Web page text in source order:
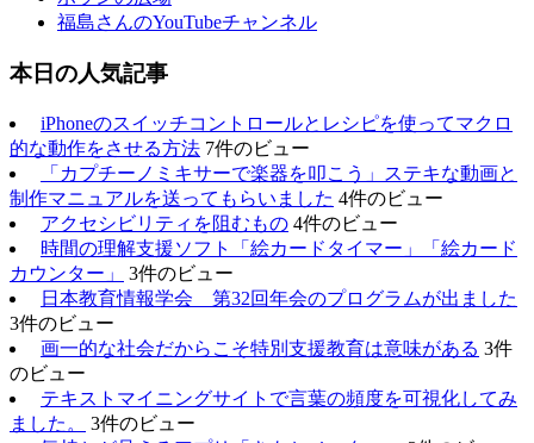
福島さんのYouTubeチャンネル
本日の人気記事
iPhoneのスイッチコントロールとレシピを使ってマクロ
的な動作をさせる方法 7件のビュー
「カプチーノミキサーで楽器を叩こう」ステキな動画と
制作マニュアルを送ってもらいました 4件のビュー
アクセシビリティを阻むもの 4件のビュー
時間の理解支援ソフト「絵カードタイマー」「絵カード
カウンター」
3件のビュー
日本教育情報学会 第32回年会のプログラムが出ました
3件のビュー
画一的な社会だからこそ特別支援教育は意味がある 3件
のビュー
テキストマイニングサイトで言葉の頻度を可視化してみ
ました。
3件のビュー